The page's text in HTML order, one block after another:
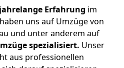
Erfahrung im
uns auf Umzüge von
und unter anderem auf
spezialisiert. Unser
aus professionellen